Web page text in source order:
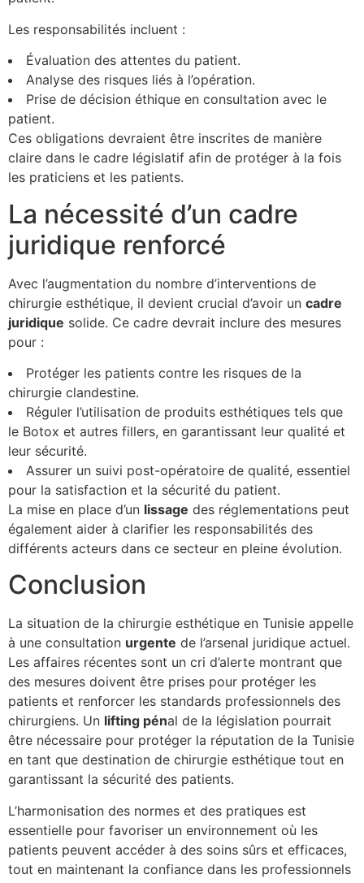
Les responsabilités incluent :
Évaluation des attentes du patient.
Analyse des risques liés à l’opération.
Prise de décision éthique en consultation avec le
patient.
Ces obligations devraient être inscrites de manière
claire dans le cadre législatif afin de protéger à la fois
les praticiens et les patients.
La nécessité d’un cadre
juridique renforcé
Avec l’augmentation du nombre d’interventions de
chirurgie esthétique, il devient crucial d’avoir un cadre
juridique solide. Ce cadre devrait inclure des mesures
pour :
Protéger les patients contre les risques de la
chirurgie clandestine.
Réguler l’utilisation de produits esthétiques tels que
le Botox et autres fillers, en garantissant leur qualité et
leur sécurité.
Assurer un suivi post-opératoire de qualité, essentiel
pour la satisfaction et la sécurité du patient.
La mise en place d’un lissage des réglementations peut
également aider à clarifier les responsabilités des
différents acteurs dans ce secteur en pleine évolution.
Conclusion
La situation de la chirurgie esthétique en Tunisie appelle
à une consultation urgente de l’arsenal juridique actuel.
Les affaires récentes sont un cri d’alerte montrant que
des mesures doivent être prises pour protéger les
patients et renforcer les standards professionnels des
chirurgiens. Un lifting pénal de la législation pourrait
être nécessaire pour protéger la réputation de la Tunisie
en tant que destination de chirurgie esthétique tout en
garantissant la sécurité des patients.
L’harmonisation des normes et des pratiques est
essentielle pour favoriser un environnement où les
patients peuvent accéder à des soins sûrs et efficaces,
tout en maintenant la confiance dans les professionnels